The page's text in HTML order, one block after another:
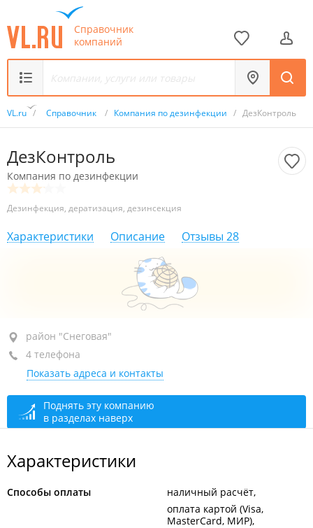
Справочник
компаний
VL.ru / Справочник / Компания по дезинфекции / ДезКонтроль
ДезКонтроль
Компания по дезинфекции
Дезинфекция, дератизация, дезинсекция
Характеристики Описание Отзывы 28
район "Снеговая", ул. Снеговая, 125А
оф. 901
+7 908 992-79-04
+7 (423) 293-73-77
+7 914 790-98-22
круглосуточно
район "Снеговая"
4 телефона
Показать адреса и контакты
Поднять эту компанию
в разделах наверх
Характеристики
Способы оплаты
наличный расчёт
оплата картой (Visa,
MasterCard, МИР)